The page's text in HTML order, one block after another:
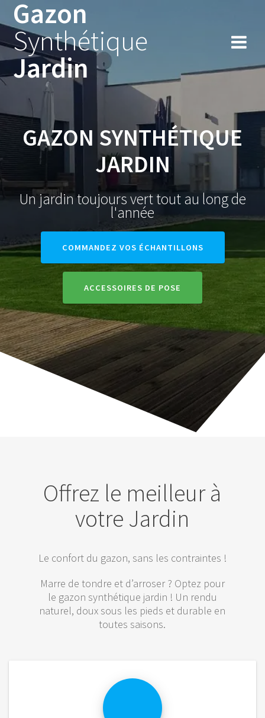
content
Gazon
Synthétique
Jardin
GAZON SYNTHÉTIQUE
JARDIN
Un jardin toujours vert tout au long de
l'année
COMMANDEZ VOS ÉCHANTILLONS
ACCESSOIRES DE POSE
Offrez le meilleur à
votre Jardin
Le confort du gazon, sans les contraintes !
Marre de tondre et d’arroser ? Optez pour
le gazon synthétique jardin ! Un rendu
naturel, doux sous les pieds et durable en
toutes saisons.